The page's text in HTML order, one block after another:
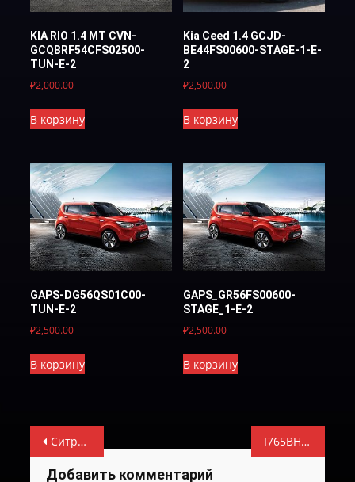
KIA RIO 1.4 MT CVN-
GCQBRF54CFS02500-
TUN-Е-2
₽2,000.00
В корзину
Kia Ceed 1.4 GCJD-
BE44FS00600-STAGE-1-E-
2
₽2,500.00
В корзину
GAPS-DG56QS01C00-
TUN-Е-2
₽2,500.00
В корзину
GAPS_GR56FS00600-
STAGE_1-E-2
₽2,500.00
В корзину
Навигация
по
Ситроен С4 1037502626_1037507814 — TUN-E-2 I765BH04-SUPER-E-2
Добавить комментарий